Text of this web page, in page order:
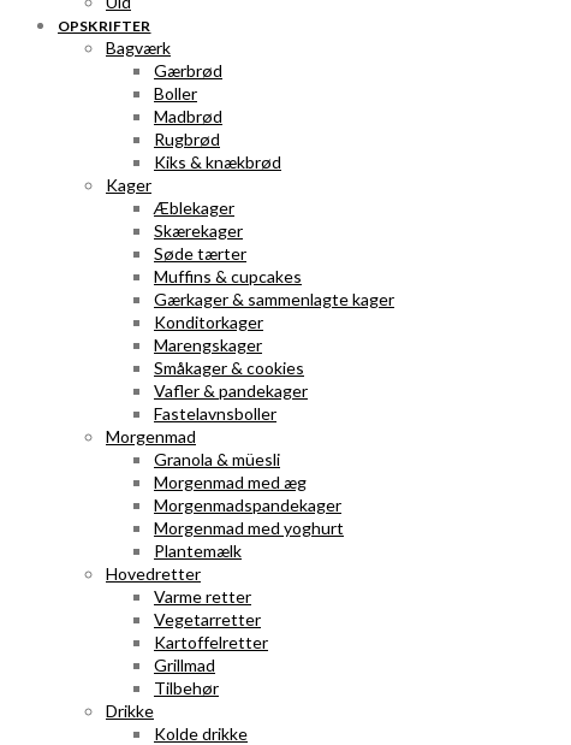
OPSKRIFTER
Bagværk
Gærbrød
Boller
Madbrød
Rugbrød
Kiks & knækbrød
Kager
Æblekager
Skærekager
Søde tærter
Muffins & cupcakes
Gærkager & sammenlagte kager
Konditorkager
Marengskager
Småkager & cookies
Vafler & pandekager
Fastelavnsboller
Morgenmad
Granola & müesli
Morgenmad med æg
Morgenmadspandekager
Morgenmad med yoghurt
Plantemælk
Hovedretter
Varme retter
Vegetarretter
Kartoffelretter
Grillmad
Tilbehør
Drikke
Kolde drikke